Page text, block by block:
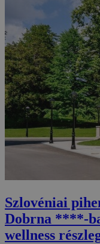
Szlovéniai
Dobrna ****-
wellness